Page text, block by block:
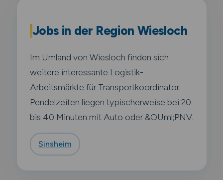
Jobs in der Region Wiesloch
Im Umland von Wiesloch finden sich
weitere interessante Logistik-
Arbeitsmärkte für Transportkoordinator.
Pendelzeiten liegen typischerweise bei 20
bis 40 Minuten mit Auto oder &OUml;PNV.
Sinsheim